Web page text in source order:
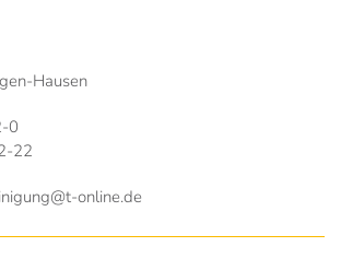
Hausen
0
22
online.de